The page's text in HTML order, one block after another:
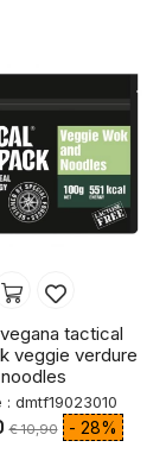
tactical
veggie verdure
noodles
dmtf19023010
€ 10,90 - 28%